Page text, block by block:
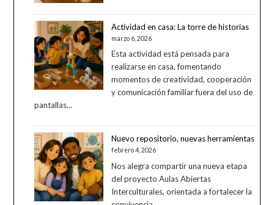
Actividad en casa: La torre de historias
marzo 6, 2026
Esta actividad está pensada para
realizarse en casa, fomentando
momentos de creatividad, cooperación
y comunicación familiar fuera del uso de
pantallas...
Nuevo repositorio, nuevas herramientas
febrero 4, 2026
Nos alegra compartir una nueva etapa
del proyecto Aulas Abiertas
Interculturales, orientada a fortalecer la